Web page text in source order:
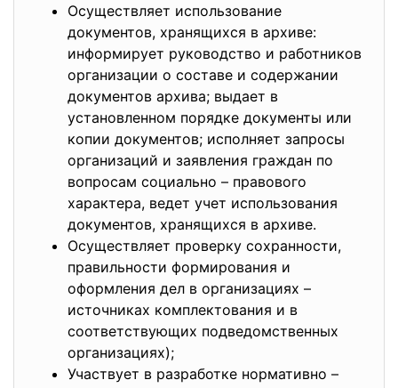
Осуществляет использование
документов, хранящихся в архиве:
информирует руководство и работников
организации о составе и содержании
документов архива; выдает в
установленном порядке документы или
копии документов; исполняет запросы
организаций и заявления граждан по
вопросам социально – правового
характера, ведет учет использования
документов, хранящихся в архиве.
Осуществляет проверку сохранности,
правильности формирования и
оформления дел в организациях –
источниках комплектования и в
соответствующих подведомственных
организациях);
Участвует в разработке нормативно –